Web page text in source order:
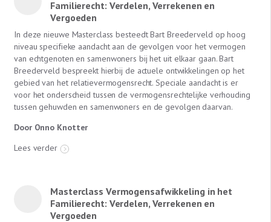
Familierecht: Verdelen, Verrekenen en
Vergoeden
In deze nieuwe Masterclass besteedt Bart Breederveld op hoog
niveau specifieke aandacht aan de gevolgen voor het vermogen
van echtgenoten en samenwoners bij het uit elkaar gaan. Bart
Breederveld bespreekt hierbij de actuele ontwikkelingen op het
gebied van het relatievermogensrecht. Speciale aandacht is er
voor het onderscheid tussen de vermogensrechtelijke verhouding
tussen gehuwden en samenwoners en de gevolgen daarvan.
Door Onno Knotter
Lees verder
Masterclass Vermogensafwikkeling in het
Familierecht: Verdelen, Verrekenen en
Vergoeden